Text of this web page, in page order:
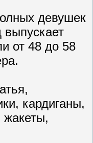
девушек
выпускает
от 48 до 58
кардиганы,
жакеты,